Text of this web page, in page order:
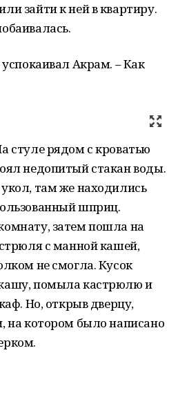
зайти к ней в квартиру.
Акрам. – Как
стуле рядом с кроватью
недопитый стакан воды.
там же находились
шприц.
затем пошла на
с манной кашей,
не смогла. Кусок
помыла кастрюлю и
Но, открыв дверцу,
на котором было написано